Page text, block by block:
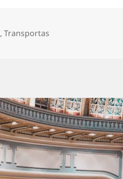
,Transportas